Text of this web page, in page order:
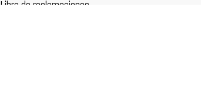
Libro de reclamaciones